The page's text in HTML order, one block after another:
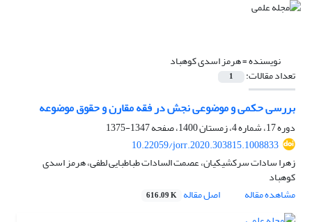
نویسنده =هرمز اسدی کوهباد
تعداد مقالات: 1
بررسی حکمی و موضوعی نجش در فقه مقارن و حقوق موضوعه
دوره 17، شماره 4، زمستان 1400، صفحه
1347-1375
10.22059/jorr.2020.303815.1008833
زهرا سادات سرکشیکیان، عصمت السادات طباطبایی لطفی، هرمز اسدی
کوهباد
مشاهده مقاله
اصل مقاله 616.09 K